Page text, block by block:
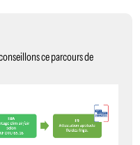
ce parcours de